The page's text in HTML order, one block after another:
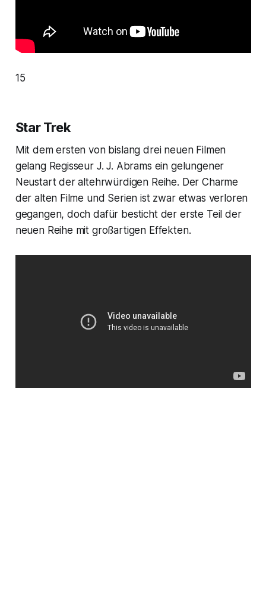
15
Star Trek
Mit dem ersten von bislang drei neuen Filmen
gelang Regisseur J. J. Abrams ein gelungener
Neustart der altehrwürdigen Reihe. Der Charme
der alten Filme und Serien ist zwar etwas verloren
gegangen, doch dafür besticht der erste Teil der
neuen Reihe mit großartigen Effekten.